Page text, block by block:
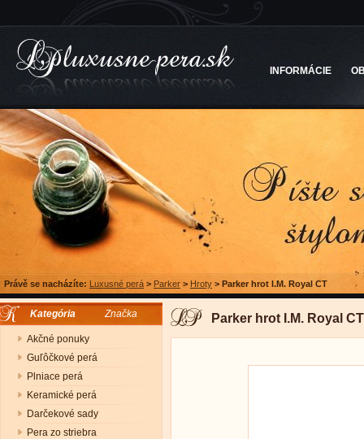
INFORMÁCIE
Právě se nacházíte: Luxusné perá > Parker > Hroty > Parker hrot I.M. Royal CT
Kategória Značka
Akčné ponuky
Guľôčkové perá
Plniace perá
Keramické perá
Darčekové sady
Pera zo striebra
Parker hrot I.M. Royal CT